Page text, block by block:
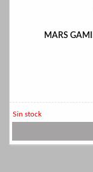
MARS
Sin stock